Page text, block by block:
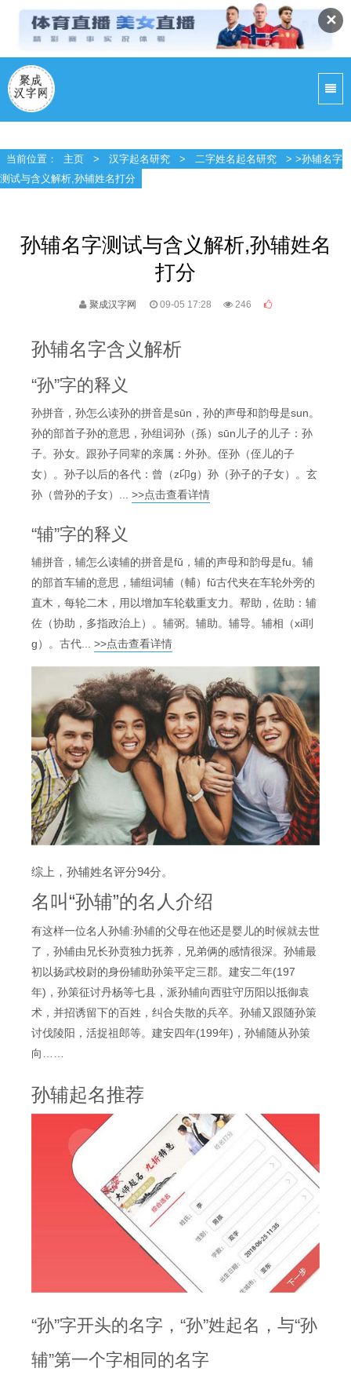
✕
当前位置： 主页 > 汉字起名研究 > 二字姓名起名研究
> >孙辅名字
测试与含义解析,孙辅姓名打分
孙辅名字测试与含义解析,孙辅姓名
打分
聚成汉字网 09-05 17:28 246
孙辅名字含义解析
“孙”字的释义
孙拼音，孙怎么读孙的拼音是sūn，孙的声母和韵母是sun。
孙的部首子孙的意思，孙组词孙（孫）sūn儿子的儿子：孙
子。孙女。跟孙子同辈的亲属：外孙。侄孙（侄儿的子
女）。孙子以后的各代：曾（z卬g）孙（孙子的子女）。玄
孙（曾孙的子女）... >>点击查看详情
“辅”字的释义
辅拼音，辅怎么读辅的拼音是fǔ，辅的声母和韵母是fu。辅
的部首车辅的意思，辅组词辅（輔）fǔ古代夹在车轮外旁的
直木，每轮二木，用以增加车轮载重支力。帮助，佐助：辅
佐（协助，多指政治上）。辅弼。辅助。辅导。辅相（xi刵
g）。古代... >>点击查看详情
综上，孙辅姓名评分94分。
名叫“孙辅”的名人介绍
有这样一位名人孙辅:孙辅的父母在他还是婴儿的时候就去世
了，孙辅由兄长孙贲独力抚养，兄弟俩的感情很深。孙辅最
初以扬武校尉的身份辅助孙策平定三郡。建安二年(197
年)，孙策征讨丹杨等七县，派孙辅向西驻守历阳以抵御袁
术，并招诱留下的百姓，纠合失散的兵卒。孙辅又跟随孙策
讨伐陵阳，活捉祖郎等。建安四年(199年)，孙辅随从孙策
向……
孙辅起名推荐
“孙”字开头的名字，“孙”姓起名，与“孙
辅”第一个字相同的名字